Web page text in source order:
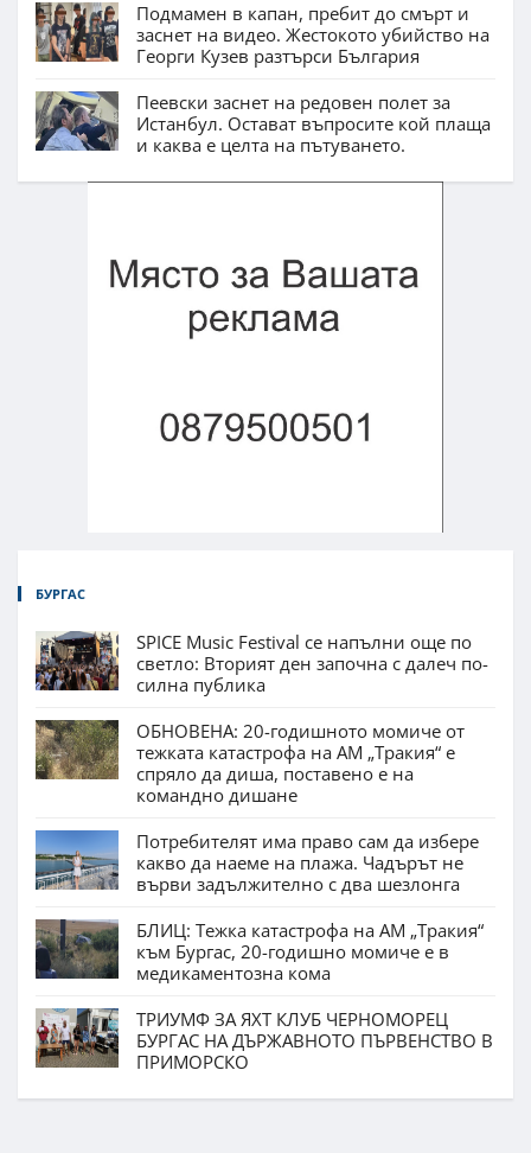
Подмамен в капан, пребит до смърт и
заснет на видео. Жестокото убийство на
Георги Кузев разтърси България
Пеевски заснет на редовен полет за
Истанбул. Остават въпросите кой плаща
и каква е целта на пътуването.
БУРГАС
SPICE Music Festival се напълни още по
светло: Вторият ден започна с далеч по-
силна публика
ОБНОВЕНА: 20-годишното момиче от
тежката катастрофа на АМ „Тракия“ е
спряло да диша, поставено е на
командно дишане
Потребителят има право сам да избере
какво да наеме на плажа. Чадърът не
върви задължително с два шезлонга
БЛИЦ: Тежка катастрофа на АМ „Тракия“
към Бургас, 20-годишно момиче е в
медикаментозна кома
ТРИУМФ ЗА ЯХТ КЛУБ ЧЕРНОМОРЕЦ
БУРГАС НА ДЪРЖАВНОТО ПЪРВЕНСТВО В
ПРИМОРСКО